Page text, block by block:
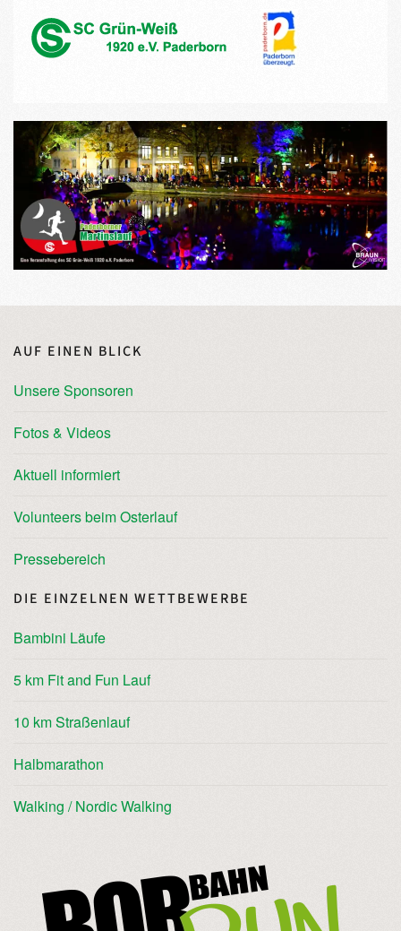
AUF EINEN BLICK
Unsere Sponsoren
Fotos & Videos
Aktuell informiert
Volunteers beim Osterlauf
Pressebereich
DIE EINZELNEN WETTBEWERBE
Bambini Läufe
5 km Fit and Fun Lauf
10 km Straßenlauf
Halbmarathon
Walking / Nordic Walking